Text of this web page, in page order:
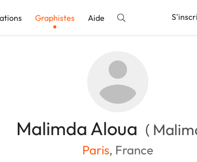
Graphistes Aide
Malimda Aloua (
Paris, France